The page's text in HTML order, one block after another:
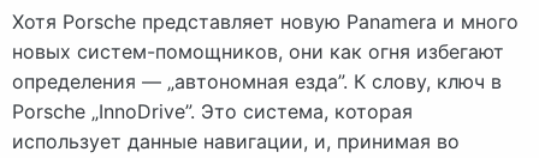
Хотя Porsche представляет новую Panamera и много
новых систем-помощников, они как огня избегают
определения — „автономная езда”. К слову, ключ в
Porsche „InnoDrive”. Это система, которая
использует данные навигации, и, принимая во